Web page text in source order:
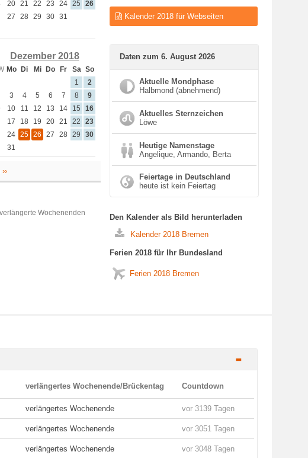
20 21 22 23 24 25
26
27 28 29 30 31
Dezember 2018
Mo Di Mi Do Fr Sa So
1
2
3 4 5 6 7 8
9
10 11 12 13 14 15
16
17 18 19 20 21 22
23
24 25 26 27 28 29
30
31
verlängerte Wochenenden
Kalender 2018 für Webseiten
Daten zum 6. August 2026
Aktuelle Mondphase
Halbmond (abnehmend)
Aktuelles Sternzeichen
Löwe
Heutige Namenstage
Angelique, Armando, Berta
Feiertage in Deutschland
heute ist kein Feiertag
Den Kalender als Bild herunterladen
Kalender 2018 Bremen
Ferien 2018 für Ihr Bundesland
Ferien 2018 Bremen
-
verlängertes Wochenende/Brückentag Countdown
verlängertes Wochenende vor 3139 Tagen
verlängertes Wochenende vor 3051 Tagen
verlängertes Wochenende vor 3048 Tagen